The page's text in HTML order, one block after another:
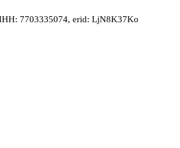
7703335074, erid: LjN8K37Ko